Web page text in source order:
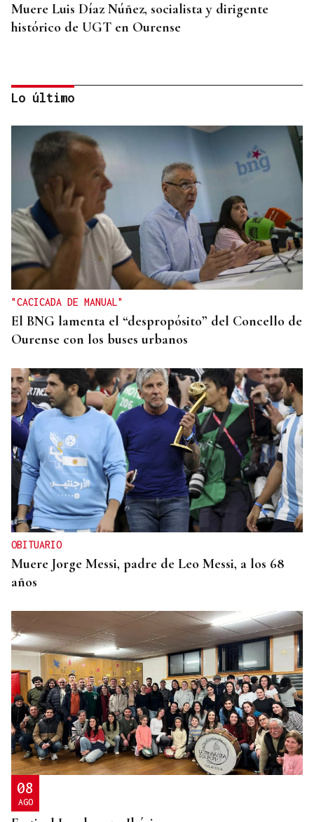
Muere Luis Díaz Núñez, socialista y dirigente
histórico de UGT en Ourense
CANEDO
Un herido en la colisión entre dos coches en la
entrada a las termas de Outariz
Lo último
"CACICADA DE MANUAL"
El BNG lamenta el “despropósito” del Concello de
Ourense con los buses urbanos
OBITUARIO
Muere Jorge Messi, padre de Leo Messi, a los 68
años
08
AGO